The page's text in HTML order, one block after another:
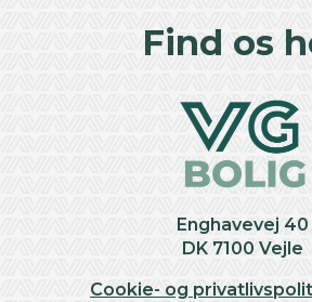
Find os
Enghavevej 40
DK 7100 Vejle
Cookie- og